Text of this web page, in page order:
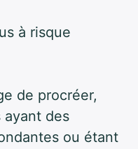
à risque
de procréer,
ayant des
ou étant